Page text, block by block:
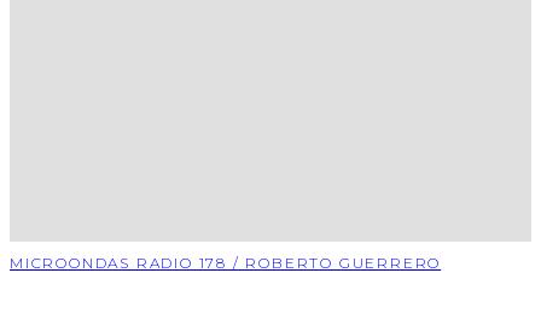
MICROONDAS RADIO 178 / ROBERTO GUERRERO